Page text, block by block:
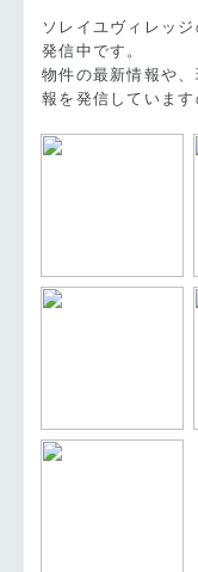
ソレイユヴィレッ
発信中です。
物件の最新情報や
報を発信していま